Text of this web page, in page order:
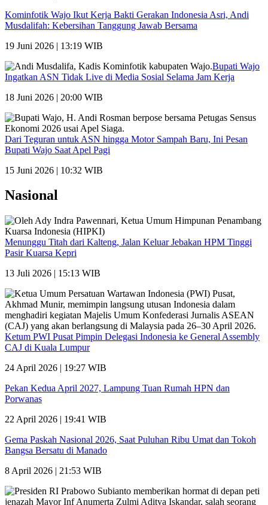
Kominfotik Wajo Ikut Kerja Bakti Gerakan Indonesia Asri, Andi
Musdalifah: Kebersihan Tanggung Jawab Bersama
19 Juni 2026 | 13:19 WIB
Bupati Wajo
Ingatkan ASN Tidak Live di Media Sosial Selama Jam Kerja
18 Juni 2026 | 20:00 WIB
Dari Teguran untuk ASN hingga Motor Sampah Baru, Ini Pesan
Bupati Wajo Saat Apel Pagi
15 Juni 2026 | 10:32 WIB
Nasional
Menunggu Titah dari Kalteng, Jalan Keluar Jebakan HPM Tinggi
Pasir Kuarsa Kepri
13 Juli 2026 | 15:13 WIB
Ketum PWI Pusat Pimpin Delegasi Indonesia ke General Assembly
CAJ di Kuala Lumpur
24 April 2026 | 19:27 WIB
Pekan Kedua April 2027, Lampung Tuan Rumah HPN dan
Porwanas
22 April 2026 | 19:41 WIB
Gema Paskah Nasional 2026, Saat Puluhan Ribu Umat dan Tokoh
Bangsa Bersatu di Manado
8 April 2026 | 21:53 WIB